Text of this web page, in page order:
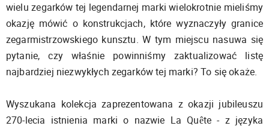
wielu zegarków tej legendarnej marki wielokrotnie mieliśmy
okazję mówić o konstrukcjach, które wyznaczyły granice
zegarmistrzowskiego kunsztu. W tym miejscu nasuwa się
pytanie, czy właśnie powinniśmy zaktualizować listę
najbardziej niezwykłych zegarków tej marki? To się okaże.
Wyszukana kolekcja zaprezentowana z okazji jubileuszu
270-lecia istnienia marki o nazwie La Quête - z języka